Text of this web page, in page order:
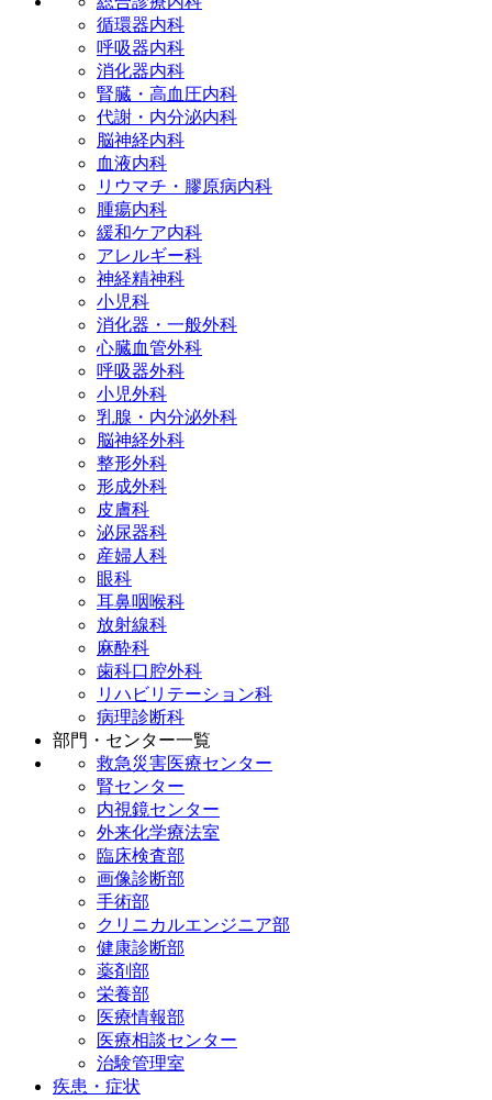
循環器内科
呼吸器内科
消化器内科
腎臓・高血圧内科
代謝・内分泌内科
脳神経内科
血液内科
リウマチ・膠原病内科
腫瘍内科
緩和ケア内科
アレルギー科
神経精神科
小児科
消化器・一般外科
心臓血管外科
呼吸器外科
小児外科
乳腺・内分泌外科
脳神経外科
整形外科
形成外科
皮膚科
泌尿器科
産婦人科
眼科
耳鼻咽喉科
放射線科
麻酔科
歯科口腔外科
リハビリテーション科
病理診断科
部門・センター一覧
救急災害医療センター
腎センター
内視鏡センター
外来化学療法室
臨床検査部
画像診断部
手術部
クリニカルエンジニア部
健康診断部
薬剤部
栄養部
医療情報部
医療相談センター
治験管理室
疾患・症状